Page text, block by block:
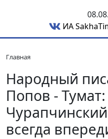
ИА
Главная
Народный
Попов -
всегда